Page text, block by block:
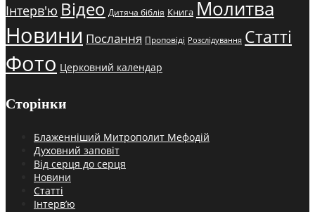
Інтерв'ю Відео Дитяча біблія Книга Молитва
Новини Послання Проповіді Розслідування Статті
Фото Церковний календар
Сторінки
Блаженніший Митрополит Мефодій
Духовний заповіт
Від серця до серця
Новини
Статті
Інтерв’ю